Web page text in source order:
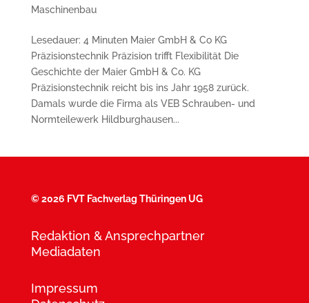
Maschinenbau
Lesedauer: 4 Minuten Maier GmbH & Co KG
Präzisionstechnik Präzision trifft Flexibilität Die
Geschichte der Maier GmbH & Co. KG
Präzisionstechnik reicht bis ins Jahr 1958 zurück.
Damals wurde die Firma als VEB Schrauben- und
Normteilewerk Hildburghausen...
©2026 FVT Fachverlag Thüringen UG
Redaktion & Ansprechpartner
Mediadaten
Impressum